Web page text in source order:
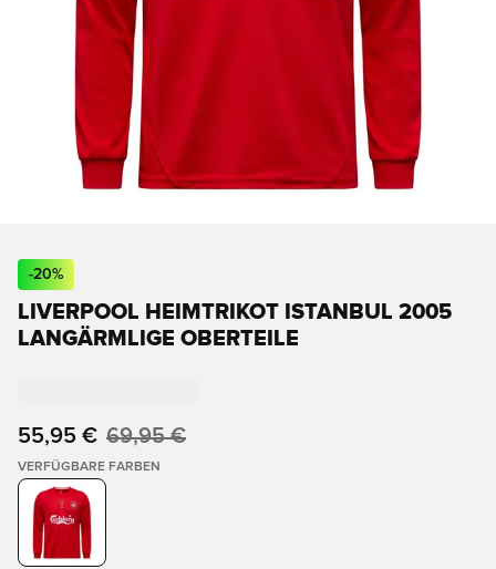
-20%
LIVERPOOL HEIMTRIKOT ISTANBUL 2005
LANGÄRMLIGE OBERTEILE
55,95 € 69,95 €
VERFÜGBARE FARBEN